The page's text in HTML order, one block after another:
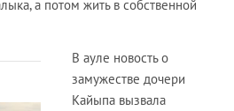
а потом жить в собственной
В ауле новость о
замужестве дочери
Кайыпа вызвала